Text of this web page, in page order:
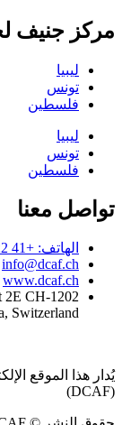
مركز جنيف
ليبيا
تونس
فلسطين
ليبيا
تونس
فلسطين
تواصل معنا
الهاتف: +41 22 730 94 00
info@dcaf.ch
www.dcaf.ch
2E CH-1202
Switzerland
يُدار هذا الموقع
(DCAF)